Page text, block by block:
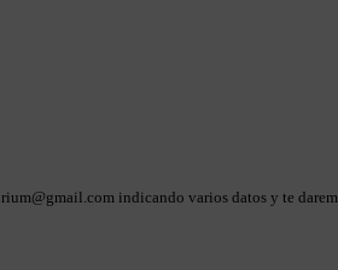
indicando varios datos y te